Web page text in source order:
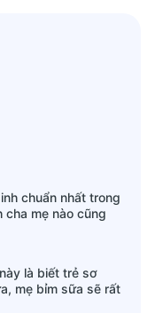
chuẩn nhất trong
cha mẹ nào cũng
là biết trẻ sơ
mẹ bỉm sữa sẽ rất